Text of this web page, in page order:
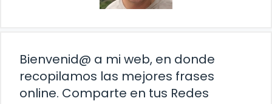
Bienvenid@ a mi web, en donde
recopilamos las mejores frases
online. Comparte en tus Redes